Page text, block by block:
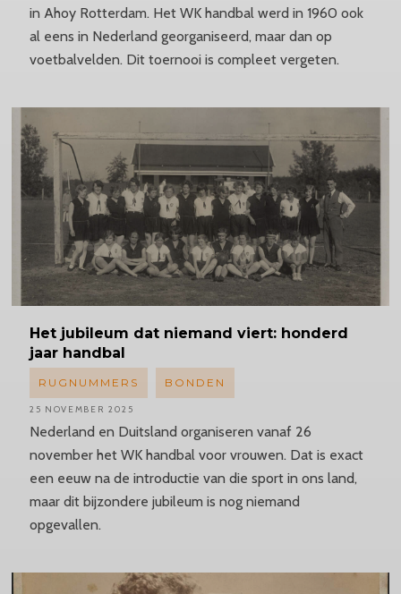
in Ahoy Rotterdam. Het WK handbal werd in 1960 ook
al eens in Nederland georganiseerd, maar dan op
voetbalvelden. Dit toernooi is compleet vergeten.
Het jubileum dat niemand viert: honderd
jaar handbal
Nederland en Duitsland organiseren vanaf 26
november het WK handbal voor vrouwen. Dat is exact
een eeuw na de introductie van die sport in ons land,
maar dit bijzondere jubileum is nog niemand
opgevallen.
RUGNUMMERS BONDEN
25 NOVEMBER 2025